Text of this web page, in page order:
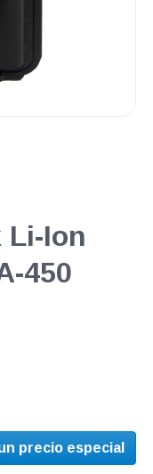
Li-Ion
450
precio especial